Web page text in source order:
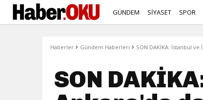
GÜNDEM SİYASET SPOR
Haberler › Gündem Haberleri › SON DAKİKA: İstanbul
SON